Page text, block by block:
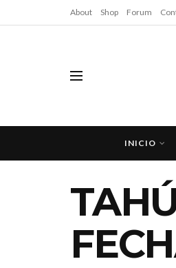
About Shop Forum
INICIO